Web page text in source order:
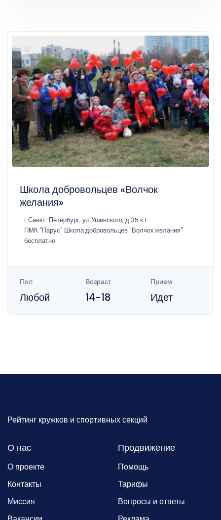
Школа добровольцев «Волчок
желания»
г Санкт-Петербург, ул Ушинского, д 35 к 1
ПМК "Парус" Школа добровольцев "Волчок желания"
бесплатно
Пол
Любой
Возраст
14-18
Прием
Идет
Рейтинг кружков и спортивных секций
О нас
О проекте
Контакты
Миссия
Продвижение
Помощь
Тарифы
Вопросы и ответы